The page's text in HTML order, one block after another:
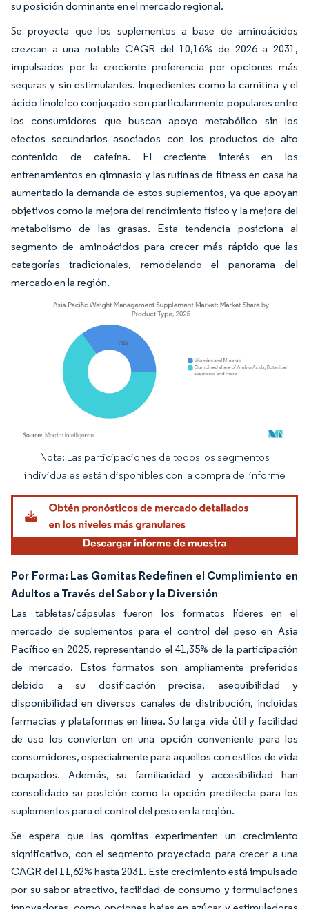
su posición dominante en el mercado regional.
Se proyecta que los suplementos a base de aminoácidos
crezcan a una notable CAGR del 10,16% de 2026 a 2031,
impulsados por la creciente preferencia por opciones más
seguras y sin estimulantes. Ingredientes como la carnitina y el
ácido linoleico conjugado son particularmente populares entre
los consumidores que buscan apoyo metabólico sin los
efectos secundarios asociados con los productos de alto
contenido de cafeína. El creciente interés en los
entrenamientos en gimnasio y las rutinas de fitness en casa ha
aumentado la demanda de estos suplementos, ya que apoyan
objetivos como la mejora del rendimiento físico y la mejora del
metabolismo de las grasas. Esta tendencia posiciona al
segmento de aminoácidos para crecer más rápido que las
categorías tradicionales, remodelando el panorama del
mercado en la región.
Imagen © Mordor Intelligence. El uso requiere atribución según CC BY 4.0.
Nota: Las participaciones de todos los segmentos
individuales están disponibles con la compra del informe
Por Forma: Las Gomitas Redefinen el Cumplimiento en
Adultos a Través del Sabor y la Diversión
Las tabletas/cápsulas fueron los formatos líderes en el
mercado de suplementos para el control del peso en Asia
Pacífico en 2025, representando el 41,35% de la participación
de mercado. Estos formatos son ampliamente preferidos
debido a su dosificación precisa, asequibilidad y
disponibilidad en diversos canales de distribución, incluidas
farmacias y plataformas en línea. Su larga vida útil y facilidad
de uso los convierten en una opción conveniente para los
consumidores, especialmente para aquellos con estilos de vida
ocupados. Además, su familiaridad y accesibilidad han
consolidado su posición como la opción predilecta para los
suplementos para el control del peso en la región.
Se espera que las gomitas experimenten un crecimiento
significativo, con el segmento proyectado para crecer a una
CAGR del 11,62% hasta 2031. Este crecimiento está impulsado
por su sabor atractivo, facilidad de consumo y formulaciones